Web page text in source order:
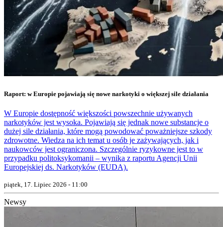
Raport: w Europie pojawiają się nowe narkotyki o większej sile działania
W Europie dostępność większości powszechnie używanych
narkotyków jest wysoka. Pojawiają się jednak nowe substancje o
dużej sile działania, które mogą powodować poważniejsze szkody
zdrowotne. Wiedza na ich temat u osób je zażywających, jak i
naukowców jest ograniczona. Szczególnie ryzykowne jest to w
przypadku politoksykomanii – wynika z raportu Agencji Unii
Europejskiej ds. Narkotyków (EUDA).
piątek, 17. Lipiec 2026 - 11:00
Newsy